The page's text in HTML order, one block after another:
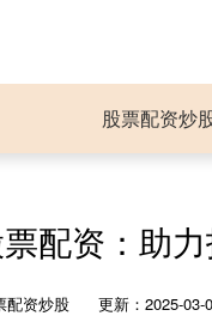
股票配资炒
配资：助
配资炒股 更新：2025-03-